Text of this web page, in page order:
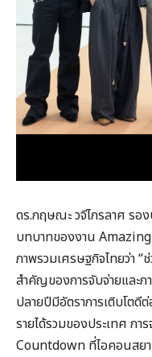
ดร.กฤษณะ วจีไกรลาศ รอ
บทบาทของงาน
ภาพรวมเศรษฐกิจไทยว่า
สำคัญของการจับจ่ายและก
ปลายปีมีอัตราการเติบโต
รายได้รวมของประเทศ ก
Countdown ที่ไอคอนสย